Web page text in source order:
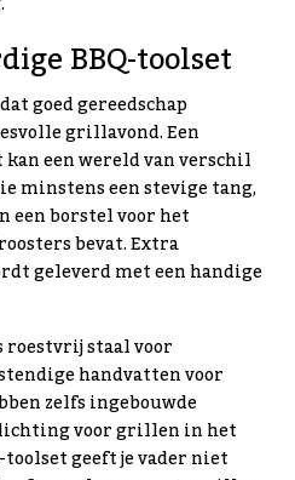
BBQ-toolset
goed gereedschap
grillavond. Een
een wereld van verschil
minstens een stevige tang,
een borstel voor het
bevat. Extra
geleverd met een handige
staal voor
handvatten voor
zelfs ingebouwde
voor grillen in het
toolset geeft je vader niet